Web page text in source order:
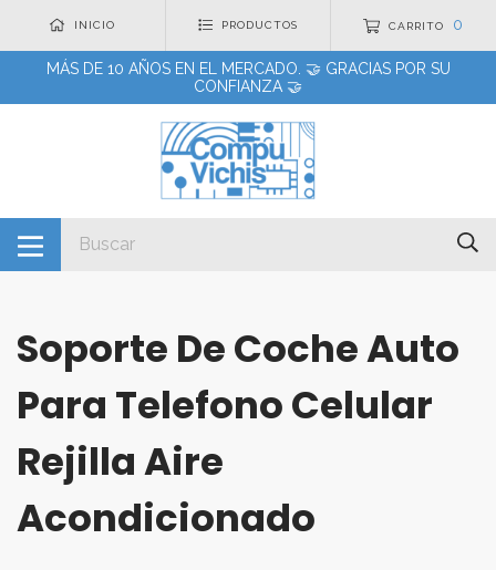
INICIO PRODUCTOS CARRITO 0
MÁS DE 10 AÑOS EN EL MERCADO. 🤝 GRACIAS POR SU
CONFIANZA 🤝
Soporte De Coche Auto
Para Telefono Celular
Rejilla Aire
Acondicionado